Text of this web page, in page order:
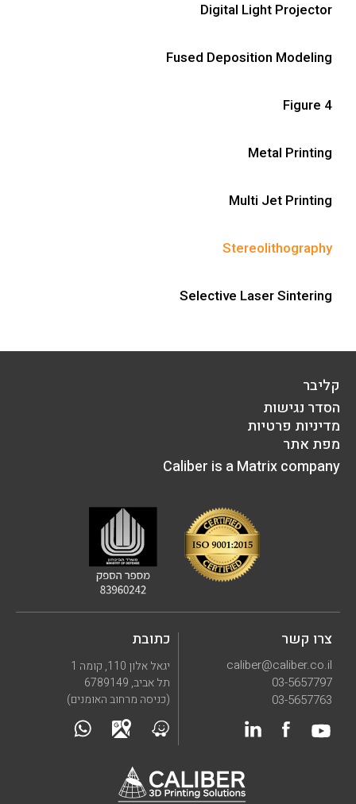
Digital Light Projector
Fused Deposition Modeling
Figure 4
Metal Printing
Multi Jet Printing
Stereolithography
Selective Laser Sintering
כתובת
יגאל אלון 110, קומה 1
תל אביב, 6789149
(כניסה מרחוב האומנים)
צרו קשר
caliber@caliber.co.il
03-5657797
03-5657763
קליבר
הסדר נגישות
מדיניות פרטיות
מפת אתר
Caliber is a Matrix company